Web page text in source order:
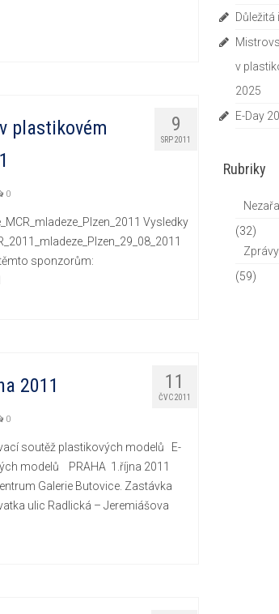
9
SRP 2011
plastikovém
0
Vysledky
sponzorům:
11
ČVC 2011
2011
0
soutěž plastikových modelů E-
modelů PRAHA 1.října 2011
Galerie Butovice. Zastávka
ulic Radlická – Jeremiášova
v
2025
E-Day
Rubriky
(32)
Zprávy
(59)